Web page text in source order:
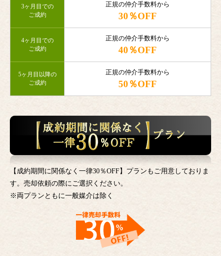
3ヶ月目での
ご成約
正規の仲介手数料から
30％OFF
4ヶ月目での
ご成約
正規の仲介手数料から
40％OFF
5ヶ月目以降の
ご成約
正規の仲介手数料から
50％OFF
【成約期間に関係なく一律30％OFF】プランもご用意しておりま
す。売却依頼の際にご選択ください。
※両プランともに一般媒介は除く